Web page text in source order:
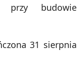
przy budowie
31 sierpnia